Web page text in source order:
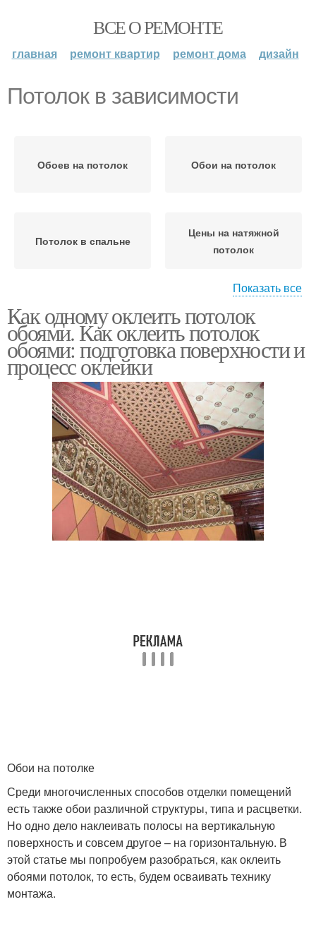
ВСЕ О РЕМОНТЕ
главная ремонт квартир ремонт дома дизайн
Потолок в зависимости
Обоев на потолок Обои на потолок
Потолок в спальне
Цены на натяжной
потолок
потолок
Показать все
Как одному оклеить потолок
обоями. Как оклеить потолок
обоями: подготовка поверхности и
процесс оклейки
Обои на потолке
Среди многочисленных способов отделки помещений
есть также обои различной структуры, типа и расцветки.
Но одно дело наклеивать полосы на вертикальную
поверхность и совсем другое – на горизонтальную. В
этой статье мы попробуем разобраться, как оклеить
обоями потолок, то есть, будем осваивать технику
монтажа.